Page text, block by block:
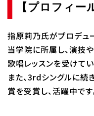
代アニグル
【プロフィー
指原莉乃氏がプロデュ
当学院に所属し、演技
歌唱レッスンを受けてい
また、3rdシングルに続
賞を受賞し、活躍中です